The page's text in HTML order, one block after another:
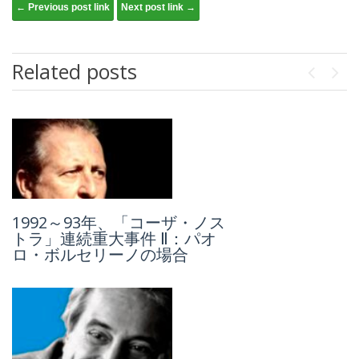
Post navigation
← Previous post link Next post link →
Related posts
『鉛の時代』:「 国家の偽造
犯」となった天才贋作者ト
ニ・キッキアレッリとは何者
なのか
1992～93年、「コーザ・ノス
トラ」連続重大事件 Ⅱ：パオ
ロ・ボルセリーノの場合